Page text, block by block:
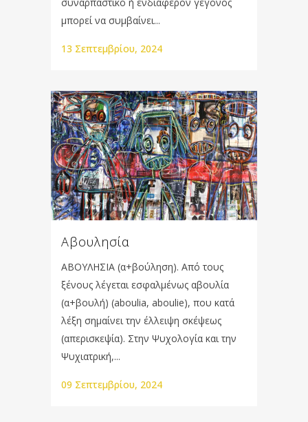
μπορεί να συμβαίνει...
13 Σεπτεμβρίου, 2024
Αβουλησία
ΑΒΟΥΛΗΣΙΑ (α+βούληση). Από τους
ξένους λέγεται εσφαλμένως αβουλία
(α+βουλή) (aboulia, aboulie), που κατά
λέξη σημαίνει την έλλειψη σκέψεως
(απερισκεψία). Στην Ψυχολογία και την
Ψυχιατρική,...
09 Σεπτεμβρίου, 2024